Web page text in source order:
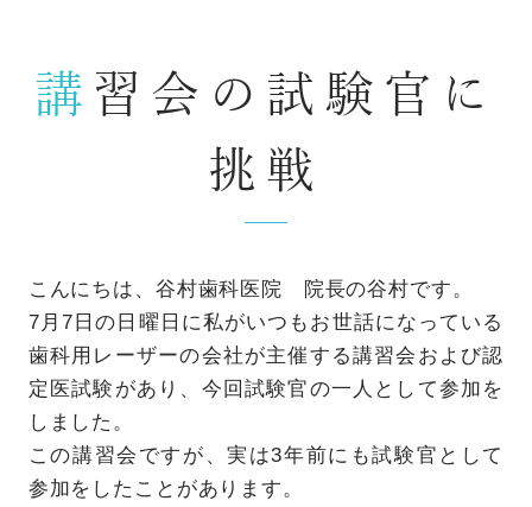
講習会の試験官に
挑戦
こんにちは、谷村歯科医院 院長の谷村です。
7月7日の日曜日に私がいつもお世話になっている
歯科用レーザーの会社が主催する講習会および認
定医試験があり、今回試験官の一人として参加を
しました。
この講習会ですが、実は3年前にも試験官として
参加をしたことがあります。